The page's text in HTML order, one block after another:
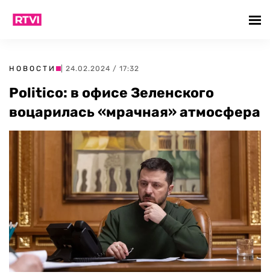
НОВОСТИ | 24.02.2024 / 17:32
Politico: в офисе Зеленского
воцарилась «мрачная» атмосфера